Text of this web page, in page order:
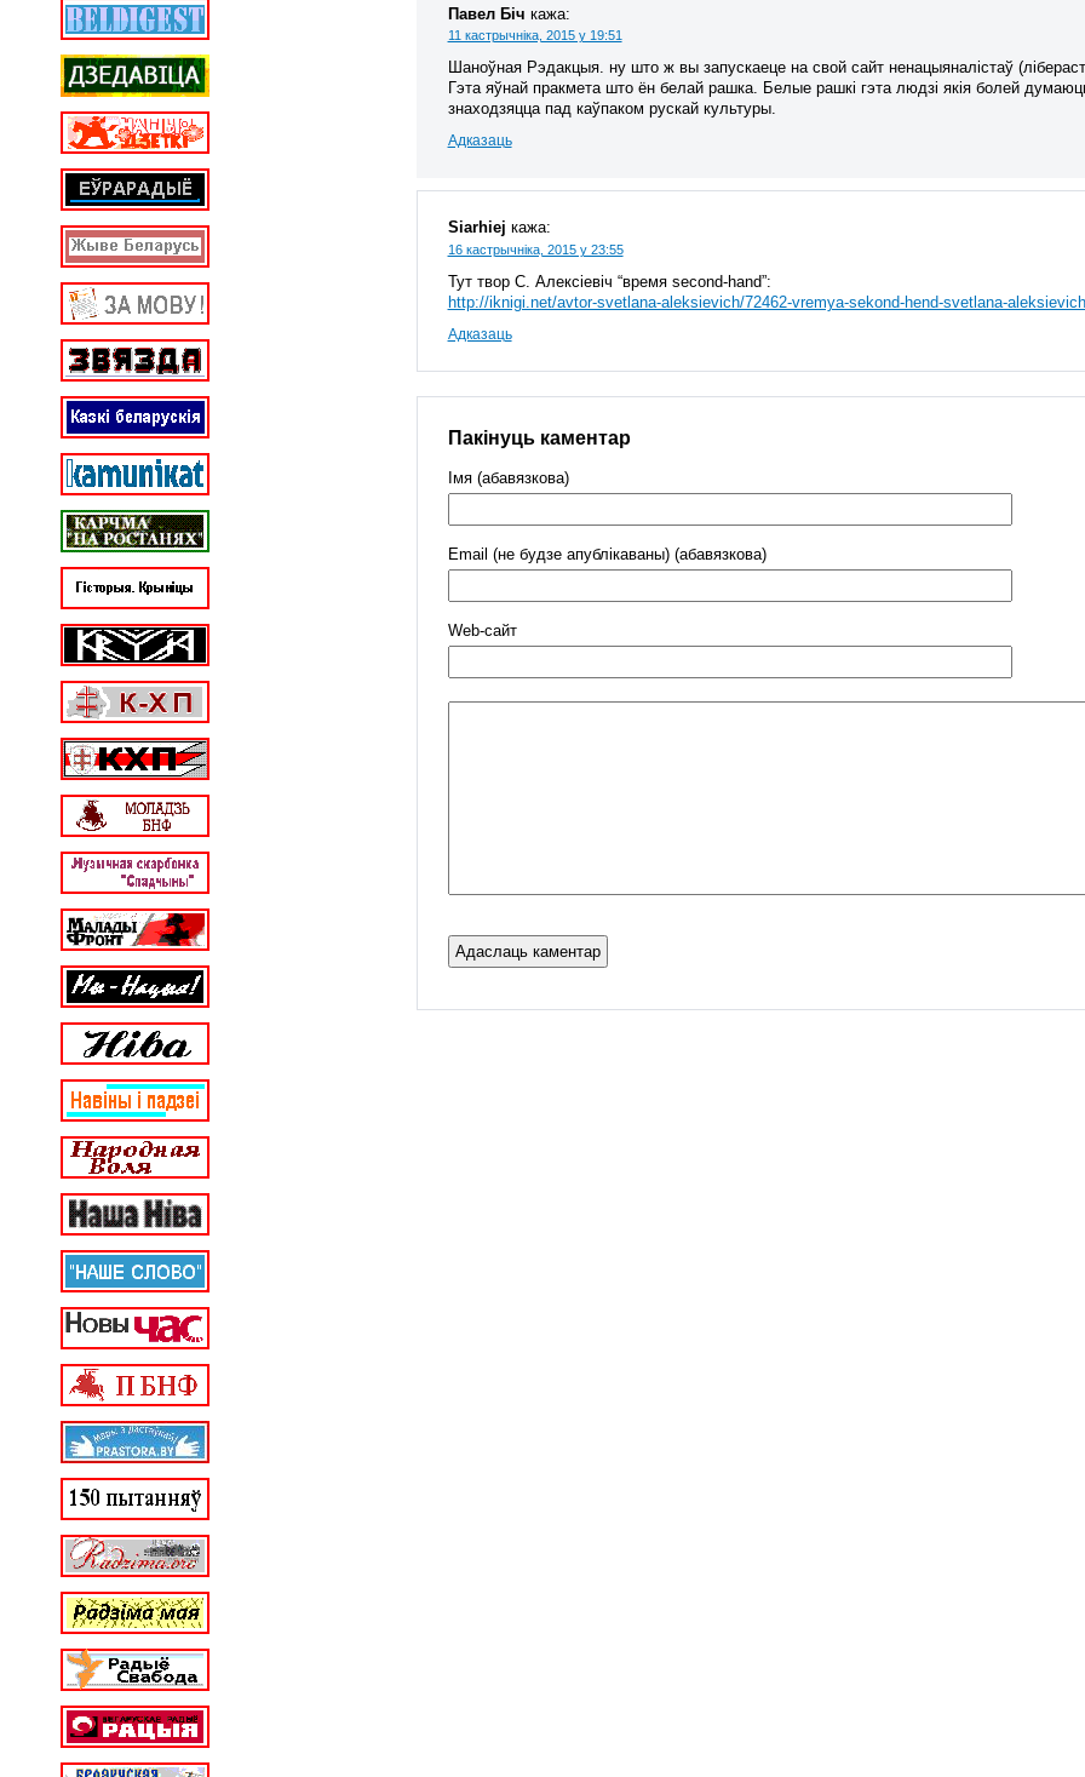
Павел Біч кажа:
11 кастрычніка, 2015 у 19:51
Шаноўная Рэдакцыя. ну што ж вы запускаеце на свой сайт ненацыяналістаў
Гэта яўнай пракмета што ён белай рашка. Белые рашкі гэта людзі якія болей
знаходзяцца пад каўпаком рускай культуры.
Адказаць
Siarhiej кажа:
16 кастрычніка, 2015 у 23:55
Тут твор С. Алексіевіч “время second-hand”:
http://iknigi.net/avtor-svetlana-aleksievich/72462-vremya-sekond-hend-svetlana-
Адказаць
Пакінуць каментар
Імя (абавязкова)
Email (не будзе апублікаваны) (абавязкова)
Web-cайт